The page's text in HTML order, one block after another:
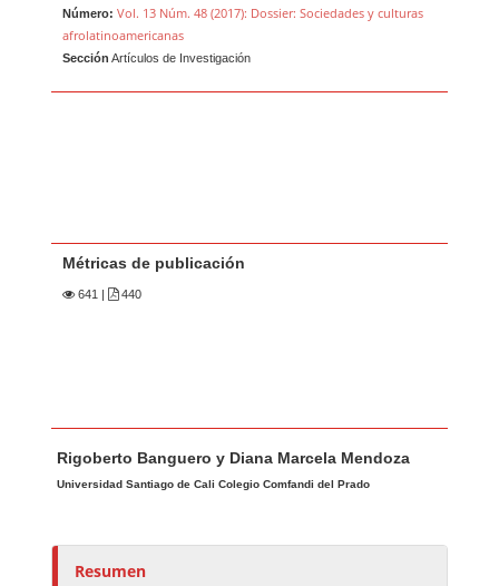
Número: Vol. 13 Núm. 48 (2017): Dossier: Sociedades y culturas
afrolatinoamericanas
Sección Artículos de Investigación
Métricas de publicación
641 440
u
t
r
Rigoberto Banguero y Diana Marcela Mendoza
Universidad Santiago de Cali Colegio Comfandi del Prado
Resumen